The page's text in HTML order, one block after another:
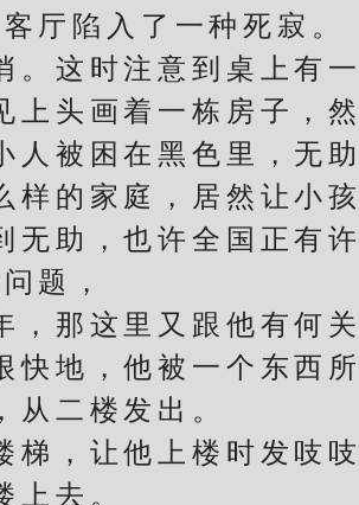
厅陷入了一种死寂。
这时注意到桌上有一
头画着一栋房子，
被困在黑色里，无助
的家庭，居然让小孩
助，也许全国正有
题，
那这里又跟他有何关
地，他被一个东西所
从二楼发出。
，让他上楼时发吱吱
上去。